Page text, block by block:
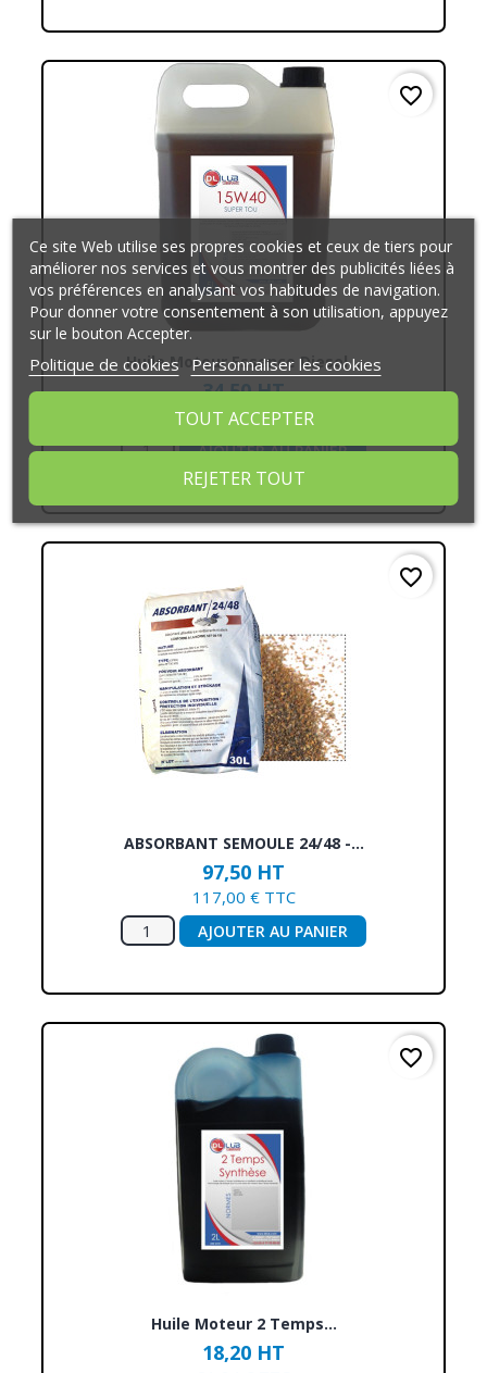
Huile Moteur Essence Diesel...
34,50 HT
41,40 € TTC
AJOUTER AU PANIER
favorite_border
ABSORBANT SEMOULE 24/48 -...
97,50 HT
117,00 € TTC
AJOUTER AU PANIER
favorite_border
Huile Moteur 2 Temps...
18,20 HT
favorite_border
Ce site Web utilise ses propres cookies et ceux de tiers pour
améliorer nos services et vous montrer des publicités liées à
vos préférences en analysant vos habitudes de navigation.
Pour donner votre consentement à son utilisation, appuyez
sur le bouton Accepter.
Politique de cookies Personnaliser les cookies
REJETER TOUT
TOUT ACCEPTER